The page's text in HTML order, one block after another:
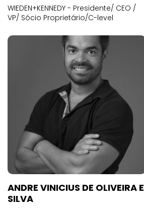
WIEDEN+KENNEDY - Presidente/ CEO /
VP/ Sócio Proprietário/C-level
ANDRE VINICIUS DE OLIVEIRA E
SILVA